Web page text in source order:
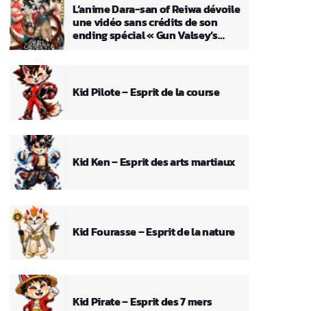
L’anime Dara-san of Reiwa dévoile
une vidéo sans crédits de son
ending spécial « Gun Valsey’s
Kid Pilote – Esprit de la course
Kid Ken – Esprit des arts martiaux
Kid Fourasse – Esprit de la nature
Kid Pirate – Esprit des 7 mers